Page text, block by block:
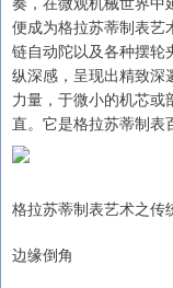
便成为格拉苏蒂制表艺
链自动陀以及各种摆轮
纵深感，呈现出精致深
力量，于微小的机芯
直。它是格拉苏蒂制表
格拉苏蒂制表艺术之传
边缘倒角